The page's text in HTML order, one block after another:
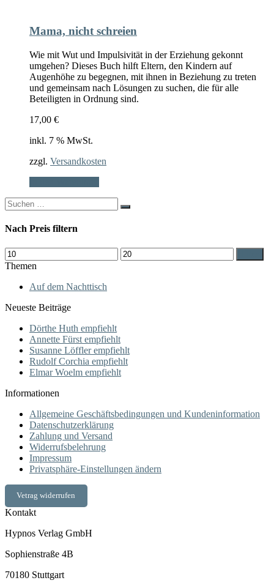
Mama, nicht schreien
Wie mit Wut und Impulsivität in der Erziehung gekonnt
umgehen? Dieses Buch hilft Eltern, den Kindern auf
Augenhöhe zu begegnen, mit ihnen in Beziehung zu treten
und gemeinsam nach Lösungen zu suchen, die für alle
Beteiligten in Ordnung sind.
17,00 €
inkl. 7 % MwSt.
zzgl. Versandkosten
Search
for:
Nach Preis filtern
Min.
Preis
Max.
Preis
Themen
Auf dem Nachttisch
Neueste Beiträge
Dörthe Huth empfiehlt
Annette Fürst empfiehlt
Susanne Löffler empfiehlt
Rudolf Corchia empfiehlt
Elmar Woelm empfiehlt
Informationen
Allgemeine Geschäftsbedingungen und Kundeninformation
Datenschutzerklärung
Zahlung und Versand
Widerrufsbelehrung
Impressum
Privatsphäre-Einstellungen ändern
Vetrag widerrufen
Kontakt
Hypnos Verlag GmbH
Sophienstraße 4B
70180 Stuttgart